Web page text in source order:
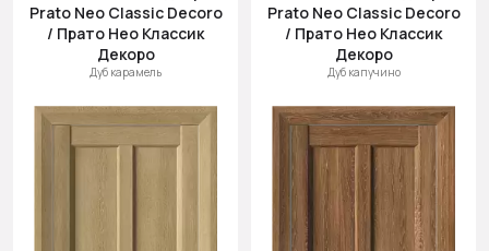
Prato Neo Classic Decoro
/ Прато Нео Классик
Декоро
Дуб карамель
Prato Neo Classic Decoro
/ Прато Нео Классик
Декоро
Дуб капучино